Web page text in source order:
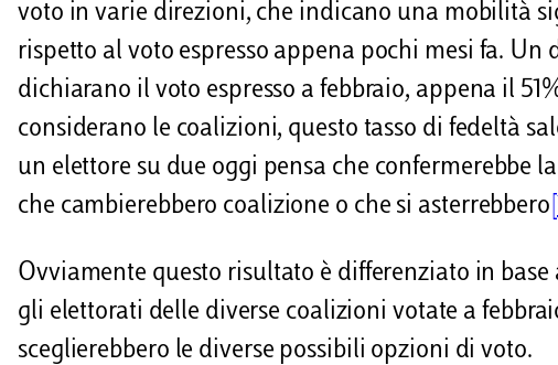
voto in varie direzioni, che indicano una mobilità
rispetto al voto espresso appena pochi mesi fa. Un
dichiarano il voto espresso a febbraio, appena il
considerano le coalizioni, questo tasso di fedeltà
un elettore su due oggi pensa che confermerebbe
che cambierebbero coalizione o che si asterrebbero
Ovviamente questo risultato è differenziato in
gli elettorati delle diverse coalizioni votate a
sceglierebbero le diverse possibili opzioni di voto.